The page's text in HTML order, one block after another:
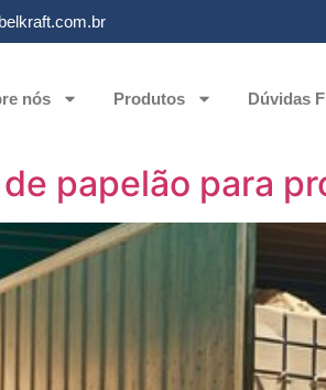
nós Produtos Dúvidas
papelão para